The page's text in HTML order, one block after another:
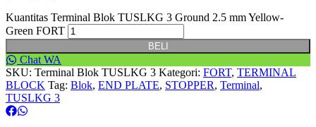
Kuantitas Terminal Blok TUSLKG 3 Ground 2.5 mm Yellow-
Green FORT
BELI
Chat WA
SKU: Terminal Blok TUSLKG 3 Kategori: FORT, TERMINAL
BLOCK Tag: Blok, END PLATE, STOPPER, Terminal,
TUSLKG 3